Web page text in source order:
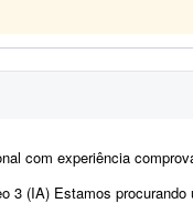
comprovada na criação de avatares ou
um profissional com